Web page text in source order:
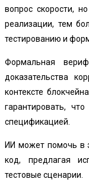
вопрос скорости,
реализации, тем
тестированию и
Формальная
доказательства
контексте
гарантировать,
спецификацией.
ИИ может помочь в
код, предлагая
тестовые сценарии.